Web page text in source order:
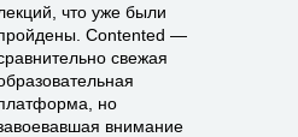
что уже были
Contented —
свежая
но
внимание